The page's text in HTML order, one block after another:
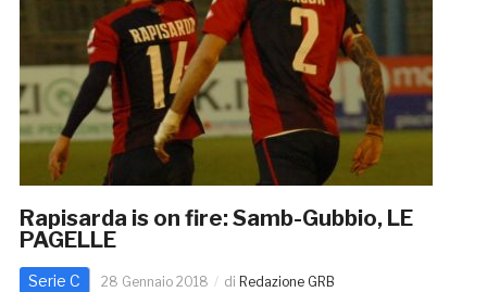
Rapisarda is on fire: Samb-Gubbio, LE
PAGELLE
Serie C 28 Gennaio 2018 di Redazione GRB